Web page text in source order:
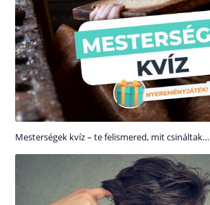
Mesterségek kvíz – te felismered, mit csináltak…